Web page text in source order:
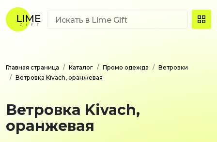
Главная страница Каталог Промо одежда
Ветровки
Ветровка Kivach, оранжевая
Ветровка Kivach,
оранжевая